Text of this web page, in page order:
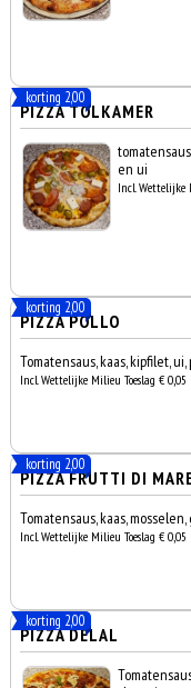
korting 2,00
PIZZA TOLKAMER
en ui
Incl. Wettelijke
korting 2,00
PIZZA POLLO
Tomatensaus, kaas, kipfilet,
Incl. Wettelijke Milieu Toeslag € 0,05
korting 2,00
PIZZA FRUTTI DI
Tomatensaus, kaas,
Incl. Wettelijke Milieu Toeslag € 0,05
korting 2,00
PIZZA DELAL